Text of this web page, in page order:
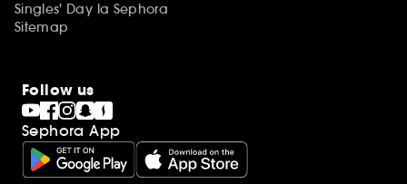
Singles' Day la Sephora
Sitemap
Follow us
Sephora App